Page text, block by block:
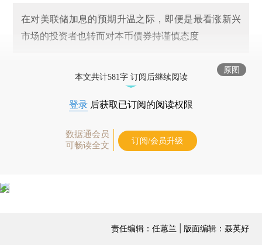
在对美联储加息的预期升温之际，即便是最看涨新兴
市场的投资者也转而对本币债券持谨慎态度
原图
本文共计581字 订阅后继续阅读
登录 后获取已订阅的阅读权限
数据通会员
可畅读全文
订阅/会员升级
责任编辑：任蕙兰 | 版面编辑：聂英好